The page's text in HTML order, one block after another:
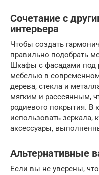
Сочетание с
интерьера
Чтобы создать
правильно подобрать
Шкафы с фасадами под
мебелью в
дерева, стекла и
мягким и рассеянным,
родиевого покрытия. В
использовать зеркала,
аксессуары,
Альтернативные
Если вы не уверены,